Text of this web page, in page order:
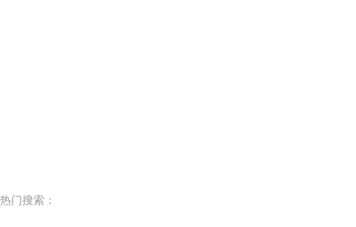
热门搜索：